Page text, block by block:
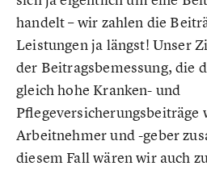
handelt – wir zahlen die
Leistungen ja längst! Unser
der Beitragsbemessung, die
gleich hohe Kranken- und
Pflegeversicherungsbeiträge
Arbeitnehmer und -geber
diesem Fall wären wir auch